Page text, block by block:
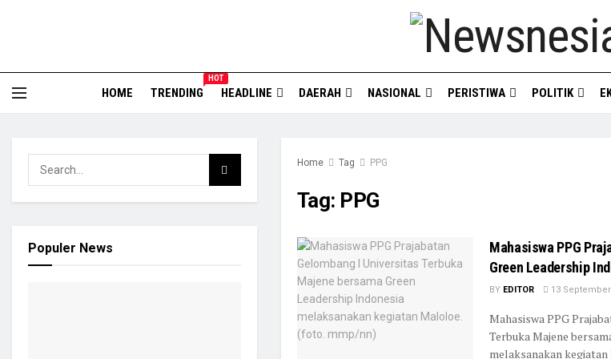
HOME TRENDING
HOT
HEADLINE DAERAH NASIONAL PERISTIWA POLITIK
Home Tag PPG
Tag: PPG
Mahasiswa PPG
Green Leadership
BY EDITOR 13
Mahasiswa PPG
Terbuka Majene
melaksanakan
Populer News